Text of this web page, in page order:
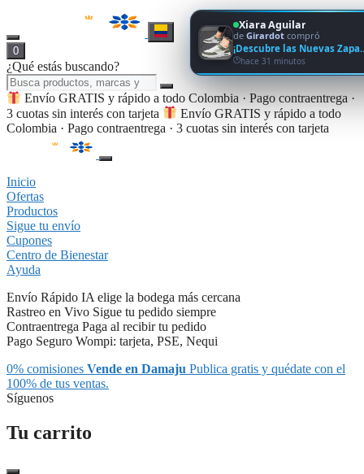
0
¿Qué estás buscando?
Envío GRATIS y rápido a todo Colombia · Pago contraentrega ·
3 cuotas sin interés con tarjeta
Envío GRATIS y rápido a todo
Colombia · Pago contraentrega · 3 cuotas sin interés con tarjeta
Inicio
Ofertas
Productos
Sigue tu envío
Cupones
Centro de Bienestar
Ayuda
Envío Rápido IA elige la bodega más cercana
Rastreo en Vivo Sigue tu pedido siempre
Contraentrega Paga al recibir tu pedido
Pago Seguro Wompi: tarjeta, PSE, Nequi
0% comisiones Vende en Damaju Publica gratis y quédate con el
100% de tus ventas.
Síguenos
Tu carrito
Xiara Aguilar
de Girardot compró
¡Descubre las Nuevas
hace 31 minutos